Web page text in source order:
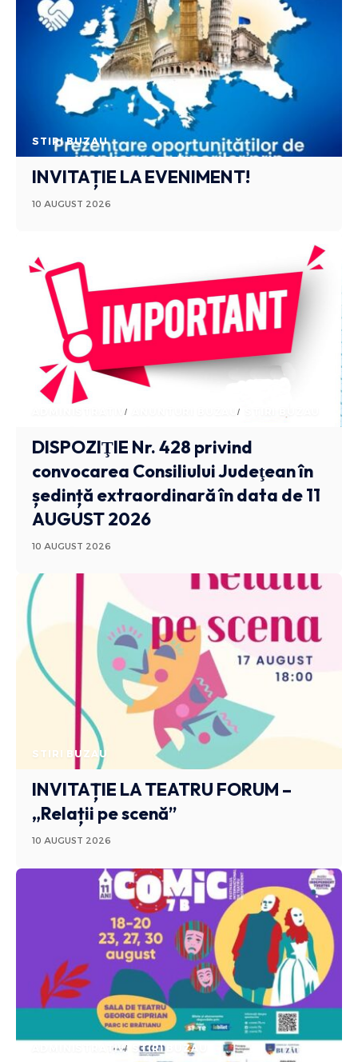
STIRI BUZAU
INVITAȚIE LA EVENIMENT!
10 AUGUST 2026
ADMINISTRATIV ANUNTURI BUZAU
DISPOZIŢIE Nr. 428 privind
convocarea Consiliului Judeţean în
ședință extraordinară în data de 11
AUGUST 2026
10 AUGUST 2026
STIRI BUZAU
INVITAȚIE LA TEATRU FORUM –
„Relații pe scenă”
10 AUGUST 2026
ADMINISTRATIV STIRI BUZAU